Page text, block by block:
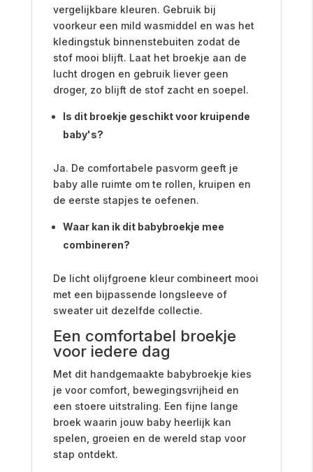
vergelijkbare kleuren. Gebruik bij
voorkeur een mild wasmiddel en was het
kledingstuk binnenstebuiten zodat de
stof mooi blijft. Laat het broekje aan de
lucht drogen en gebruik liever geen
droger, zo blijft de stof zacht en soepel.
Is dit broekje geschikt voor kruipende
baby's?
Ja. De comfortabele pasvorm geeft je
baby alle ruimte om te rollen, kruipen en
de eerste stapjes te oefenen.
Waar kan ik dit babybroekje mee
combineren?
De licht olijfgroene kleur combineert mooi
met een bijpassende longsleeve of
sweater uit dezelfde collectie.
Een comfortabel broekje
voor iedere dag
Met dit handgemaakte babybroekje kies
je voor comfort, bewegingsvrijheid en
een stoere uitstraling. Een fijne lange
broek waarin jouw baby heerlijk kan
spelen, groeien en de wereld stap voor
stap ontdekt.